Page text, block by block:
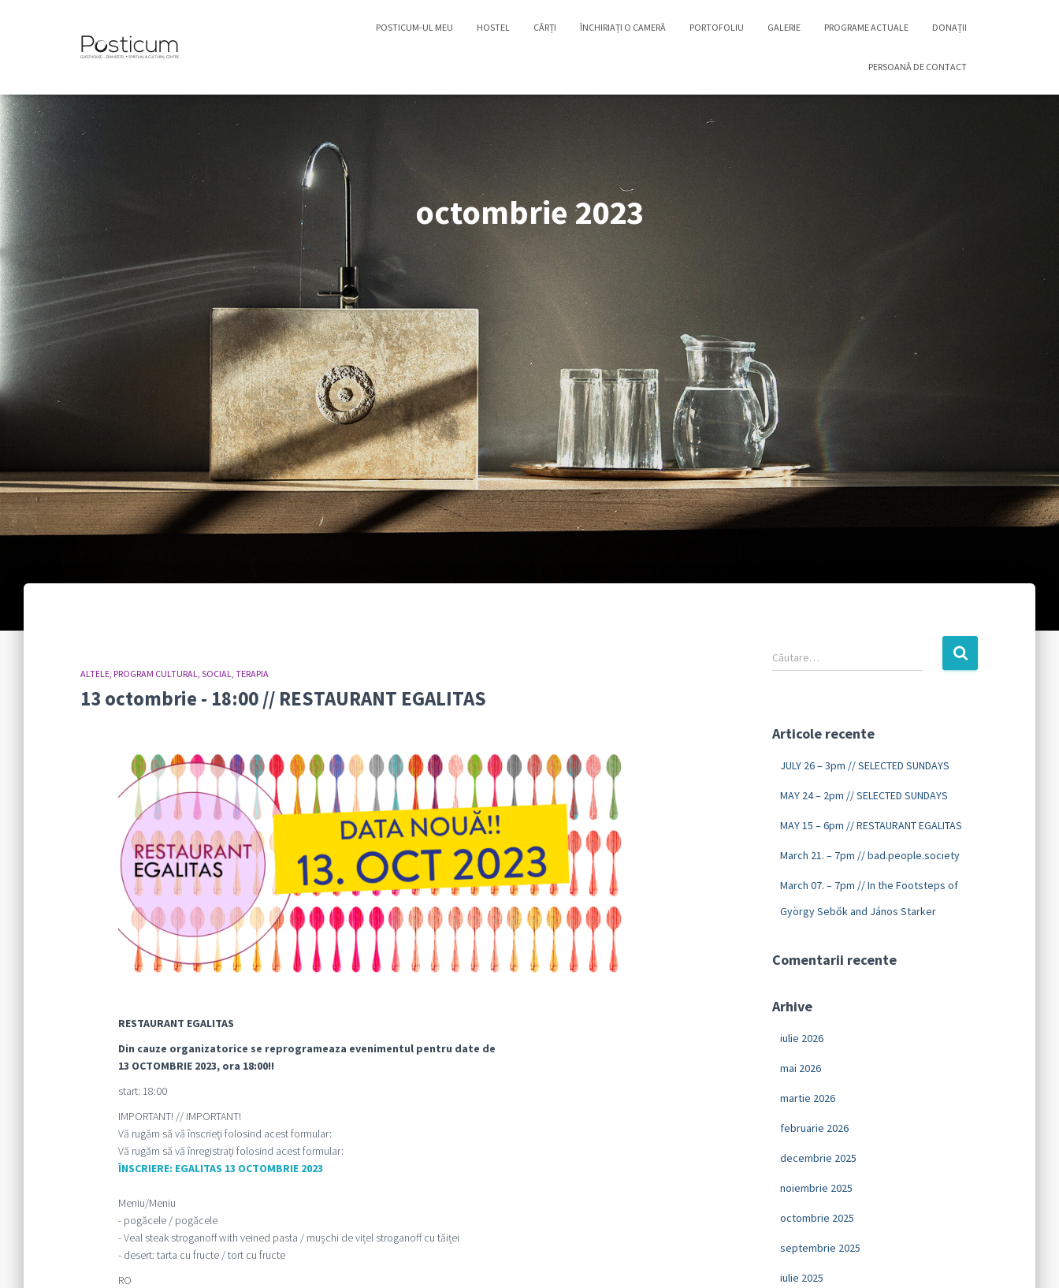
POSTICUM-UL MEU HOSTEL CĂRȚI ÎNCHIRIAȚI O CAMERĂ PORTOFOLIU GALERIE PROGRAME ACTUALE DONAȚII
PERSOANĂ DE CONTACT
octombrie 2023
ALTELE PROGRAM CULTURAL SOCIAL TERAPIA
13 octombrie - 18:00 // RESTAURANT EGALITAS
RESTAURANT EGALITAS
Din cauze organizatorice se reprogrameaza evenimentul pentru date de
13 OCTOMBRIE 2023, ora 18:00!!
start: 18:00
IMPORTANT! // IMPORTANT!
Vă rugăm să vă înscrieți folosind acest formular:
Vă rugăm să vă înregistrați folosind acest formular:
ÎNSCRIERE: EGALITAS 13 OCTOMBRIE 2023
Meniu/Meniu
- pogăcele / pogăcele
- Veal steak stroganoff with veined pasta / mușchi de vițel stroganoff cu tăiței
- desert: tarta cu fructe / tort cu fructe
RO
Căutare…
Articole recente
JULY 26 – 3pm // SELECTED SUNDAYS
MAY 24 – 2pm // SELECTED SUNDAYS
MAY 15 – 6pm // RESTAURANT EGALITAS
March 21. – 7pm // bad.people.society
March 07. – 7pm // In the Footsteps of
György Sebők and János Starker
Comentarii recente
Arhive
iulie 2026
mai 2026
martie 2026
februarie 2026
decembrie 2025
noiembrie 2025
octombrie 2025
septembrie 2025
iulie 2025